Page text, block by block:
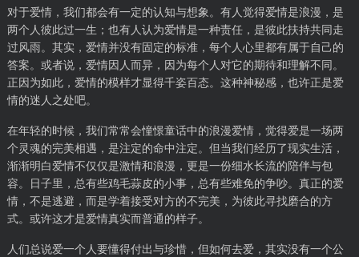
对于爱情，我们都会有一定的认知与想象。有人觉得爱情是浪漫，是
两个人彼此过一生；也有人认为爱情是一种责任，是彼此扶持共同走
过风雨。其实，爱情并没有固定的标准，每个人心里都有属于自己的
答案。或者说，爱情因人而异，因为每个人对它的期待和理解不同。
正因为如此，爱情的模样才显得千姿百态。这种神秘感，也许正是爱
情的迷人之处吧。
在年轻的时候，我们常常会憧憬童话中的浪漫爱情，觉得爱是一场两
个灵魂的完美相遇，是注定的命中注定。但当我们经历了现实生活，
渐渐明白爱情不仅仅是激情和浪漫，更是一份细水长流的陪伴与包
容。日子里，总有些鸡毛蒜皮的小事，总有些难免的争吵。真正的爱
情，不是逃避，而是学着接受对方的不完美，为彼此寻找磨合的方
式。或许这才是爱情真实而普通的样子。
人们总说爱一个人要懂得付出与珍惜，但如何去爱，其实没有一个公